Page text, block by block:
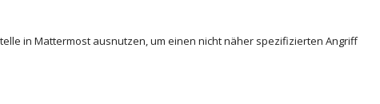
in Mattermost ausnutzen, um einen nicht näher spezifizierten Angriff